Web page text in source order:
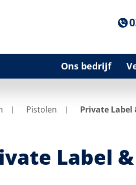
Ons bedrijf
Pistolen Private Label
Label &